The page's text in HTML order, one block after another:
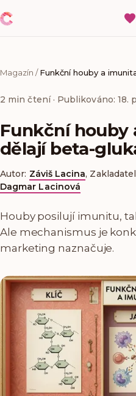
Magazín /Funkční houby a
2 min čtení· Publikováno: 18.
Funkční houby
dělají beta-
Autor: Záviš Lacina,
Dagmar Lacinová
Houby posilují imunitu,
Ale mechanismus je
marketing naznačuje.